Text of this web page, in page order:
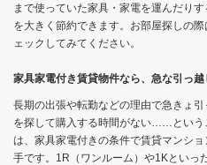
まで使っていた家具・家電を運んだり
を大きく節約できます。お部屋探しの
ェックしてみてください。
家具家電付き賃貸物件なら、急な引っ越
長期の出張や転勤などの理由で急きょ
を探して購入する時間がない……という
は、家具家電付きの条件で賃貸マンシ
手です。1R（ワンルーム）や1Kといっ